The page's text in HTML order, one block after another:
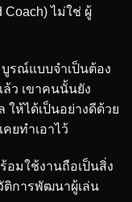
Coach) ไม่ใช่ ผู้
รณ์แบบจำเป็นต้อง
ว เขาคนนั้นยัง
ให้ได้เป็นอย่างดีด้วย
ยทำเอาไว้
อมใช้งานถือเป็นสิ่ง
ติการพัฒนาผู้เล่น